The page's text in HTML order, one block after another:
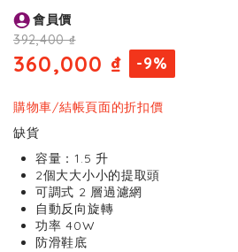
to
the
beginning
of
images
會員價
392,400 ₫
360,000 ₫ -9%
購物車/結帳頁面的折扣價
缺貨
容量：1.5 升
2個大大小小的提取頭
可調式 2 層過濾網
自動反向旋轉
功率 40W
防滑鞋底